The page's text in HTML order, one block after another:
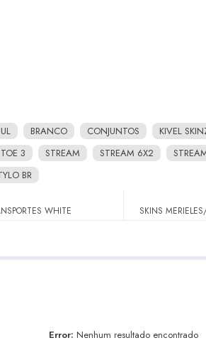
BRANCO CONJUNTOS KIVEL
3 STREAM STREAM 6X2
BR
SKINS
WHITE
Error: Nenhum resultado encontrado